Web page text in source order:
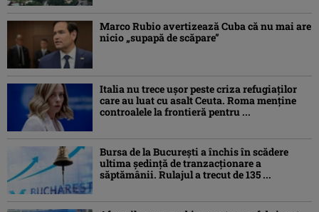
Marco Rubio avertizează Cuba că nu mai are
nicio „supapă de scăpare”
Italia nu trece ușor peste criza refugiaților
care au luat cu asalt Ceuta. Roma menține
controalele la frontieră pentru ...
Bursa de la București a închis în scădere
ultima ședință de tranzacționare a
săptămânii. Rulajul a trecut de 135 ...